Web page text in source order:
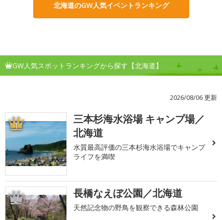
北海道のGW人気イベントランキング
GW人気スポットランキングから探す【北海道】
2026/08/06 更新
1
三本杉海水浴場 キャンプ場／
北海道
水質最高評価の三本杉海水浴場でキャンプ
ライフを満喫
2 長橋なえぼ公園／北海道
天然記念物の野鳥を観察できる森林公園